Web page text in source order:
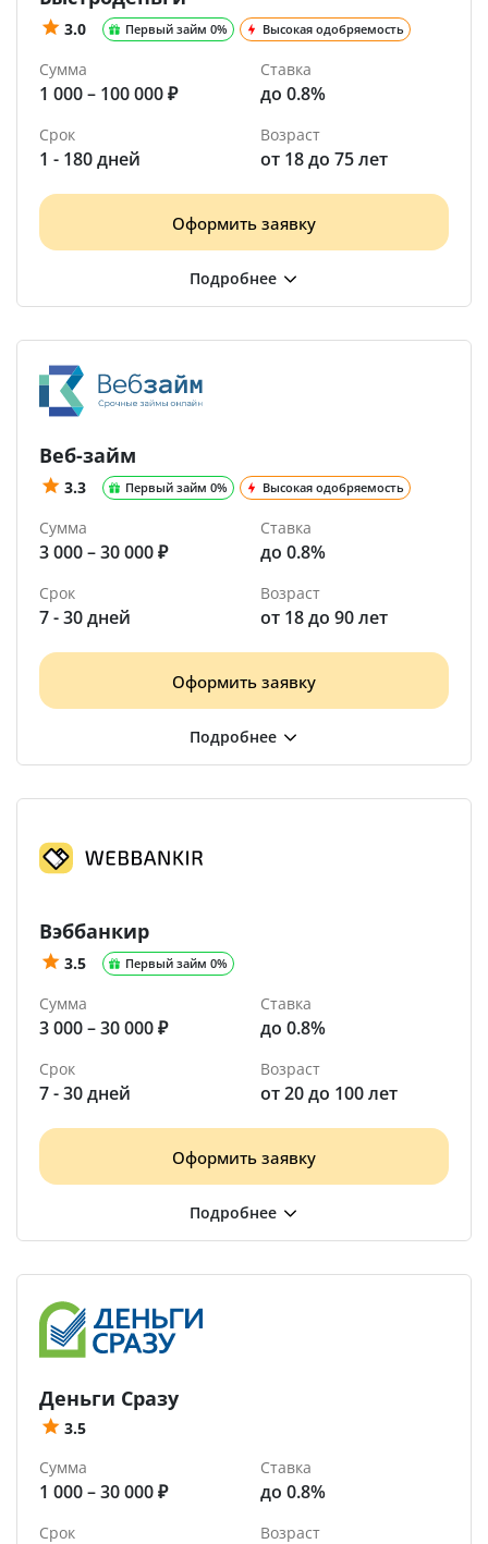
3.0 Первый займ 0% Высокая одобряемость
Сумма
1 000 – 100 000 ₽
Ставка
до 0.8%
Срок
1 - 180 дней
Возраст
от 18 до 75 лет
Оформить заявку
Веб-займ
3.3 Первый займ 0% Высокая одобряемость
Сумма
3 000 – 30 000 ₽
Ставка
до 0.8%
Срок
7 - 30 дней
Возраст
от 18 до 90 лет
Оформить заявку
Вэббанкир
3.5 Первый займ 0%
Сумма
3 000 – 30 000 ₽
Ставка
до 0.8%
Срок
7 - 30 дней
Возраст
от 20 до 100 лет
Оформить заявку
Деньги Сразу
3.5
Сумма
1 000 – 30 000 ₽
Ставка
до 0.8%
Срок Возраст